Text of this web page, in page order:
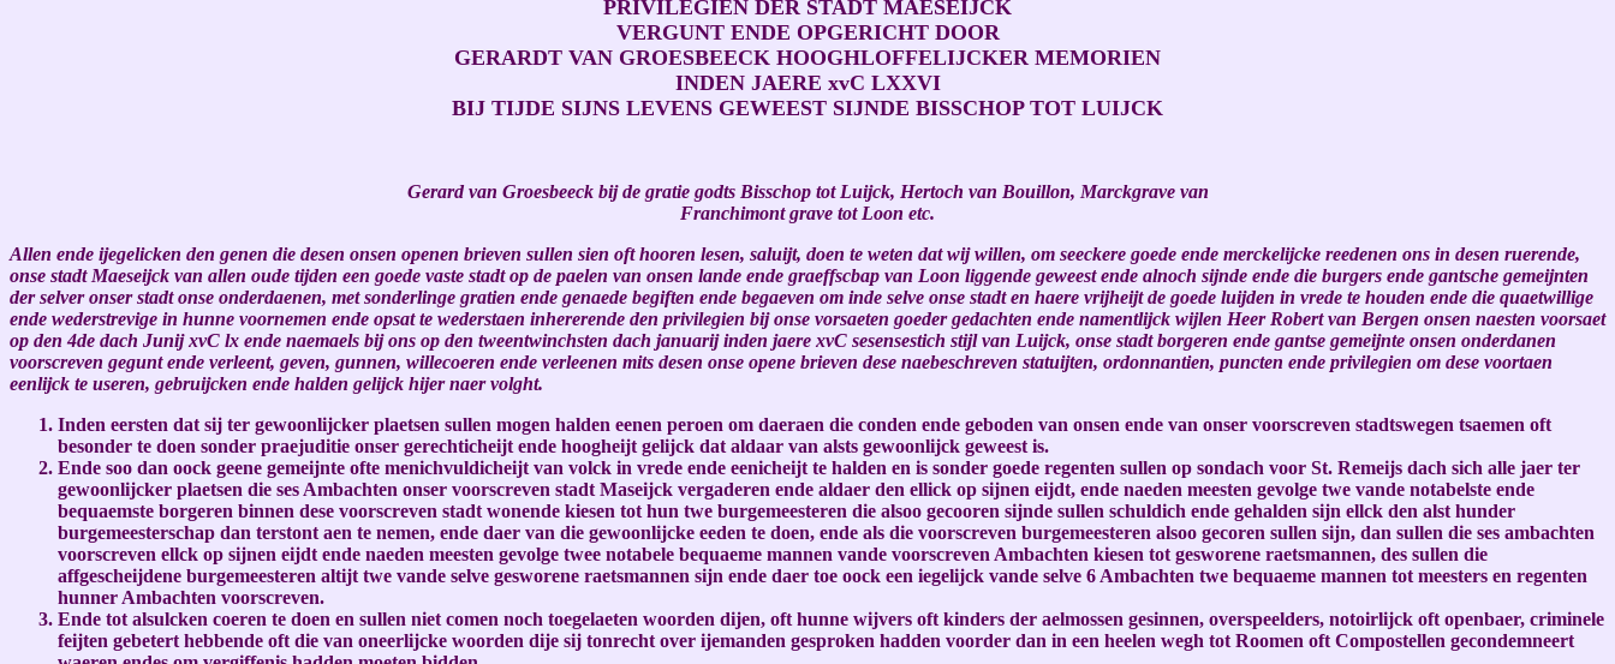
PRIVILEGIEN DER STADT MAESEIJCK
VERGUNT ENDE OPGERICHT DOOR
GERARDT VAN GROESBEECK HOOGHLOFFELIJCKER MEMORIEN
INDEN JAERE xvC LXXVI
BIJ TIJDE SIJNS LEVENS GEWEEST SIJNDE BISSCHOP TOT LUIJCK
Gerard van Groesbeeck bij de gratie godts Bisschop tot Luijck, Hertoch van Bouillon, Marckgrave van
Franchimont grave tot Loon etc.
Allen ende ijegelicken den genen die desen onsen openen brieven sullen sien oft hooren lesen, saluijt, doen te weten dat wij willen, om seeckere goede ende merckelijcke reedenen ons in desen ruerende,
onse stadt Maeseijck van allen oude tijden een goede vaste stadt op de paelen van onsen lande ende graeffscbap van Loon liggende geweest ende alnoch sijnde ende die burgers ende gantsche gemeijnten
der selver onser stadt onse onderdaenen, met sonderlinge gratien ende genaede begiften ende begaeven om inde selve onse stadt en haere vrijheijt de goede luijden in vrede te houden ende die quaetwillige
ende wederstrevige in hunne voornemen ende opsat te wederstaen inhererende den privilegien bij onse vorsaeten goeder gedachten ende namentlijck wijlen Heer Robert van Bergen onsen naesten voorsaet
op den 4de dach Junij xvC lx ende naemaels bij ons op den tweentwinchsten dach januarij inden jaere xvC sesensestich stijl van Luijck, onse stadt borgeren ende gantse gemeijnte onsen onderdanen
voorscreven gegunt ende verleent, geven, gunnen, willecoeren ende verleenen mits desen onse opene brieven dese naebeschreven statuijten, ordonnantien, puncten ende privilegien om dese voortaen
eenlijck te useren, gebruijcken ende halden gelijck hijer naer volght.
Inden eersten dat sij ter gewoonlijcker plaetsen sullen mogen halden eenen peroen om daeraen die conden ende geboden van onsen ende van onser voorscreven stadtswegen tsaemen oft
besonder te doen sonder praejuditie onser gerechticheijt ende hoogheijt gelijck dat aldaar van alsts gewoonlijck geweest is.
Ende soo dan oock geene gemeijnte ofte menichvuldicheijt van volck in vrede ende eenicheijt te halden en is sonder goede regenten sullen op sondach voor St. Remeijs dach sich alle jaer ter
gewoonlijcker plaetsen die ses Ambachten onser voorscreven stadt Maseijck vergaderen ende aldaer den ellick op sijnen eijdt, ende naeden meesten gevolge twe vande notabelste ende
bequaemste borgeren binnen dese voorscreven stadt wonende kiesen tot hun twe burgemeesteren die alsoo gecooren sijnde sullen schuldich ende gehalden sijn ellck den alst hunder
burgemeesterschap dan terstont aen te nemen, ende daer van die gewoonlijcke eeden te doen, ende als die voorscreven burgemeesteren alsoo gecoren sullen sijn, dan sullen die ses ambachten
voorscreven ellck op sijnen eijdt ende naeden meesten gevolge twee notabele bequaeme mannen vande voorscreven Ambachten kiesen tot gesworene raetsmannen, des sullen die
affgescheijdene burgemeesteren altijt twe vande selve gesworene raetsmannen sijn ende daer toe oock een iegelijck vande selve 6 Ambachten twe bequaeme mannen tot meesters en regenten
hunner Ambachten voorscreven.
Ende tot alsulcken coeren te doen en sullen niet comen noch toegelaeten woorden dijen, oft hunne wijvers oft kinders der aelmossen gesinnen, overspeelders, notoirlijck oft openbaer, criminele
feijten gebetert hebbende oft die van oneerlijcke woorden dije sij tonrecht over ijemanden gesproken hadden voorder dan in een heelen wegh tot Roomen oft Compostellen gecondemneert